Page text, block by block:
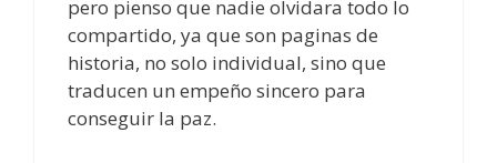
pero pienso que nadie olvidara todo lo
compartido, ya que son paginas de
historia, no solo individual, sino que
traducen un empeño sincero para
conseguir la paz.